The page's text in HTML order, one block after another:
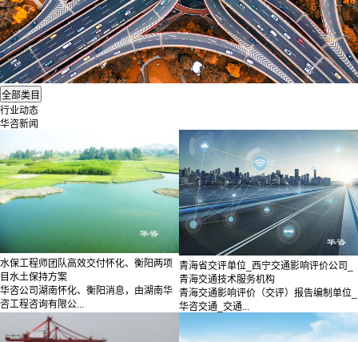
行业动态
华咨新闻
水保工程师团队高效交付怀化、衡阳两项
目水土保持方案
华咨公司湖南怀化、衡阳消息，由湖南华
咨工程咨询有限公...
青海省交评单位_西宁交通影响评价公司_
青海交通技术服务机构
青海交通影响评价（交评）报告编制单位_
华咨交通_交通...